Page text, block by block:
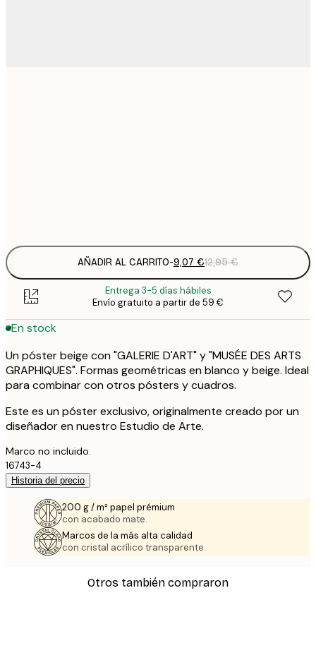
AÑADIR AL CARRITO-9,07 €12,95 €
Entrega 3-5 días hábiles
Envío gratuito a partir de 59 €
En stock
Un póster beige con "GALERIE D'ART" y "MUSÉE DES ARTS
GRAPHIQUES". Formas geométricas en blanco y beige. Ideal
para combinar con otros pósters y cuadros.
Este es un póster exclusivo, originalmente creado por un
diseñador en nuestro Estudio de Arte.
Marco no incluido.
16743-4
Historia del precio
200 g / m² papel prémium
con acabado mate.
Marcos de la más alta calidad
con cristal acrílico transparente.
Otros también compraron